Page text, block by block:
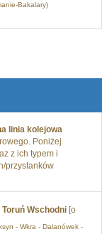
Bakalary)
linia kolejowa
Poniżej
z ich typem i
przystanków
Wschodni [o
- Wkra - Dalanówek -